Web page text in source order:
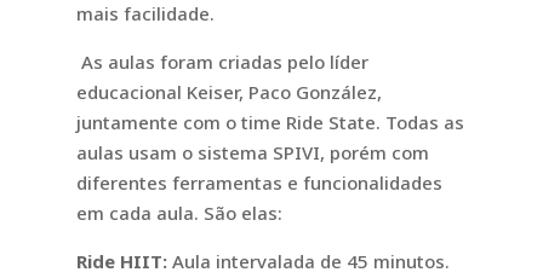
mais facilidade.
As aulas foram criadas pelo líder
educacional Keiser, Paco González,
juntamente com o time Ride State. Todas as
aulas usam o sistema SPIVI, porém com
diferentes ferramentas e funcionalidades
em cada aula. São elas:
Ride HIIT: Aula intervalada de 45 minutos.